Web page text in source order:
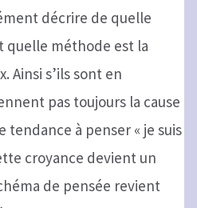
décrire de quelle
quelle méthode est la
Ainsi s’ils sont en
pas toujours la cause
à penser « je suis
croyance devient un
de pensée revient